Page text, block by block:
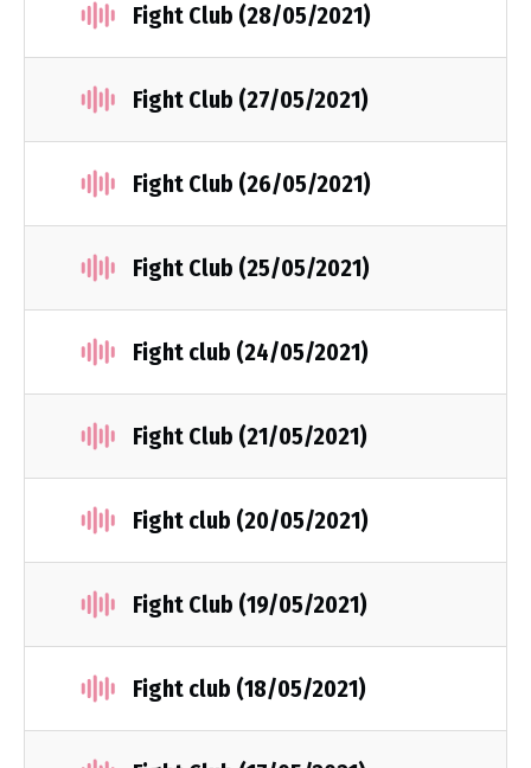
Fight Club (28/05/2021)
Fight Club (27/05/2021)
Fight Club (26/05/2021)
Fight Club (25/05/2021)
Fight club (24/05/2021)
Fight Club (21/05/2021)
Fight club (20/05/2021)
Fight Club (19/05/2021)
Fight club (18/05/2021)